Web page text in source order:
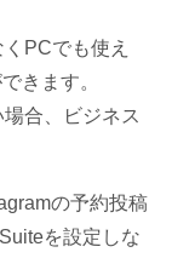
PCでも使え
きます。
合、ビジネス
の予約投稿
を設定しな